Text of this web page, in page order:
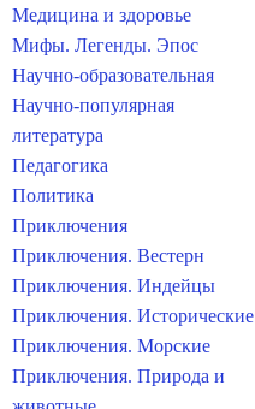
Медицина и здоровье
Мифы. Легенды. Эпос
Научно-образовательная
Научно-популярная
литература
Педагогика
Политика
Приключения
Приключения. Вестерн
Приключения. Индейцы
Приключения. Исторические
Приключения. Морские
Приключения. Природа и